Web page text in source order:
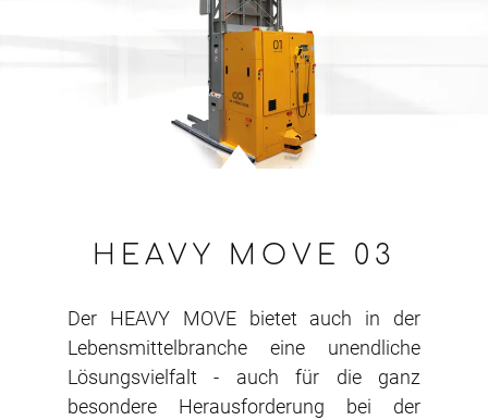
HEAVY MOVE 03
Der HEAVY MOVE bietet auch in der
Lebensmittelbranche eine unendliche
Lösungsvielfalt - auch für die ganz
besondere Herausforderung bei der